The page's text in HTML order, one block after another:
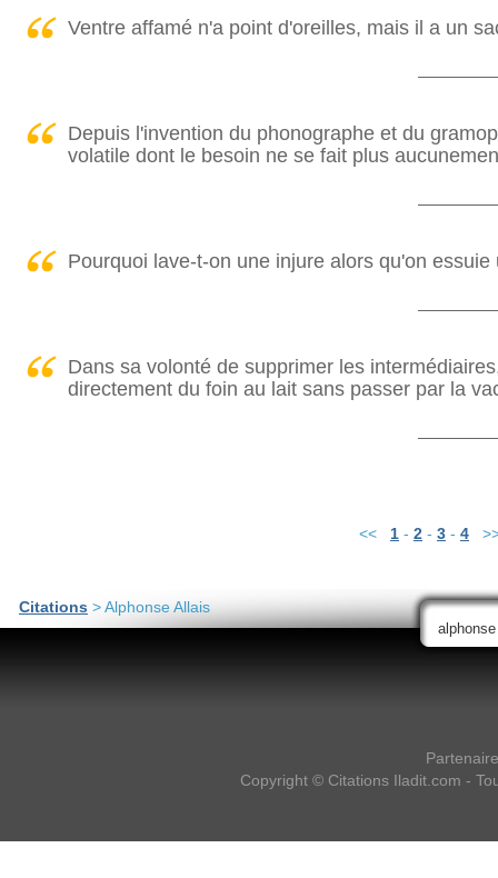
Ventre affamé n'a point d'oreilles, mais il a un
Depuis l'invention du phonographe et du
volatile dont le besoin ne se fait plus
Pourquoi lave-t-on une injure alors qu'on essuie
Dans sa volonté de supprimer les
directement du foin au lait sans passer par la
<< 1 - 2 - 3 - 4
Citations > Alphonse Allais
Copyright © Citations Iladit.com -